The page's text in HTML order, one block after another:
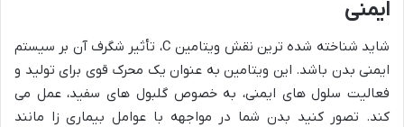
ایمنی
شاید شناخته شده ترین نقش ویتامین C، تأثیر شگرف آن بر سیستم
ایمنی بدن باشد. این ویتامین به عنوان یک محرک قوی برای تولید و
فعالیت سلول های ایمنی، به خصوص گلبول های سفید، عمل می
کند. تصور کنید بدن شما در مواجهه با عوامل بیماری زا مانند